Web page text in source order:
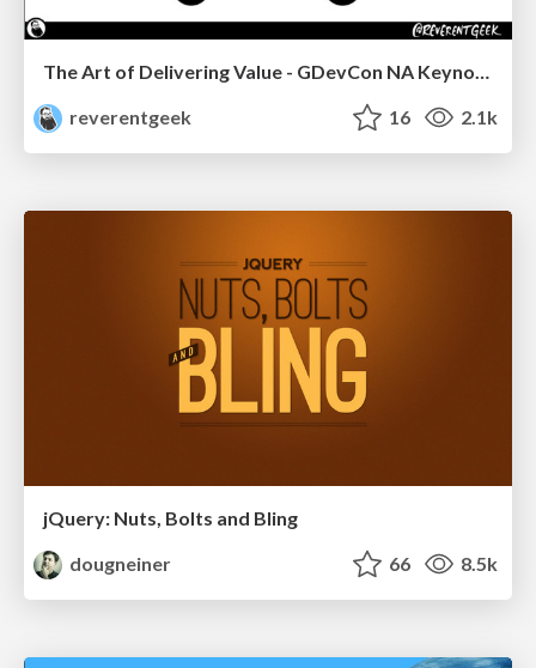
The Art of Delivering Value - GDevCon NA Keynote
reverentgeek
16 2.1k
jQuery: Nuts, Bolts and Bling
dougneiner
66 8.5k